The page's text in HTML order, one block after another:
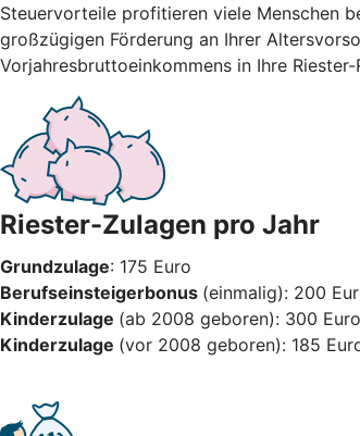
Steuervorteile profitieren viele Menschen
großzügigen Förderung an Ihrer
Vorjahresbruttoeinkommens in Ihre
Riester-Zulagen pro Jahr
Grundzulage: 175 Euro
Berufseinsteigerbonus (einmalig): 200
Kinderzulage (ab 2008 geboren): 300 Euro
Kinderzulage (vor 2008 geboren): 185